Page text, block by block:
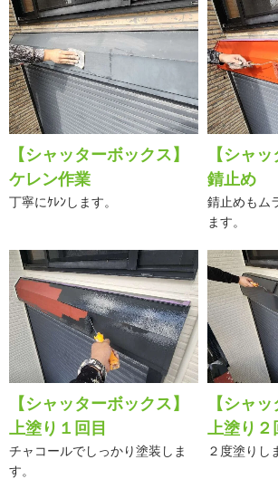
【シャッターボックス】
ケレン作業
丁寧にｹﾚﾝします。
【シャ
錆止め
錆止めもム
ます。
【シャッターボックス】
上塗り１回目
チャコールでしっかり塗装しま
す。
【シャ
上塗り２
２度塗りし